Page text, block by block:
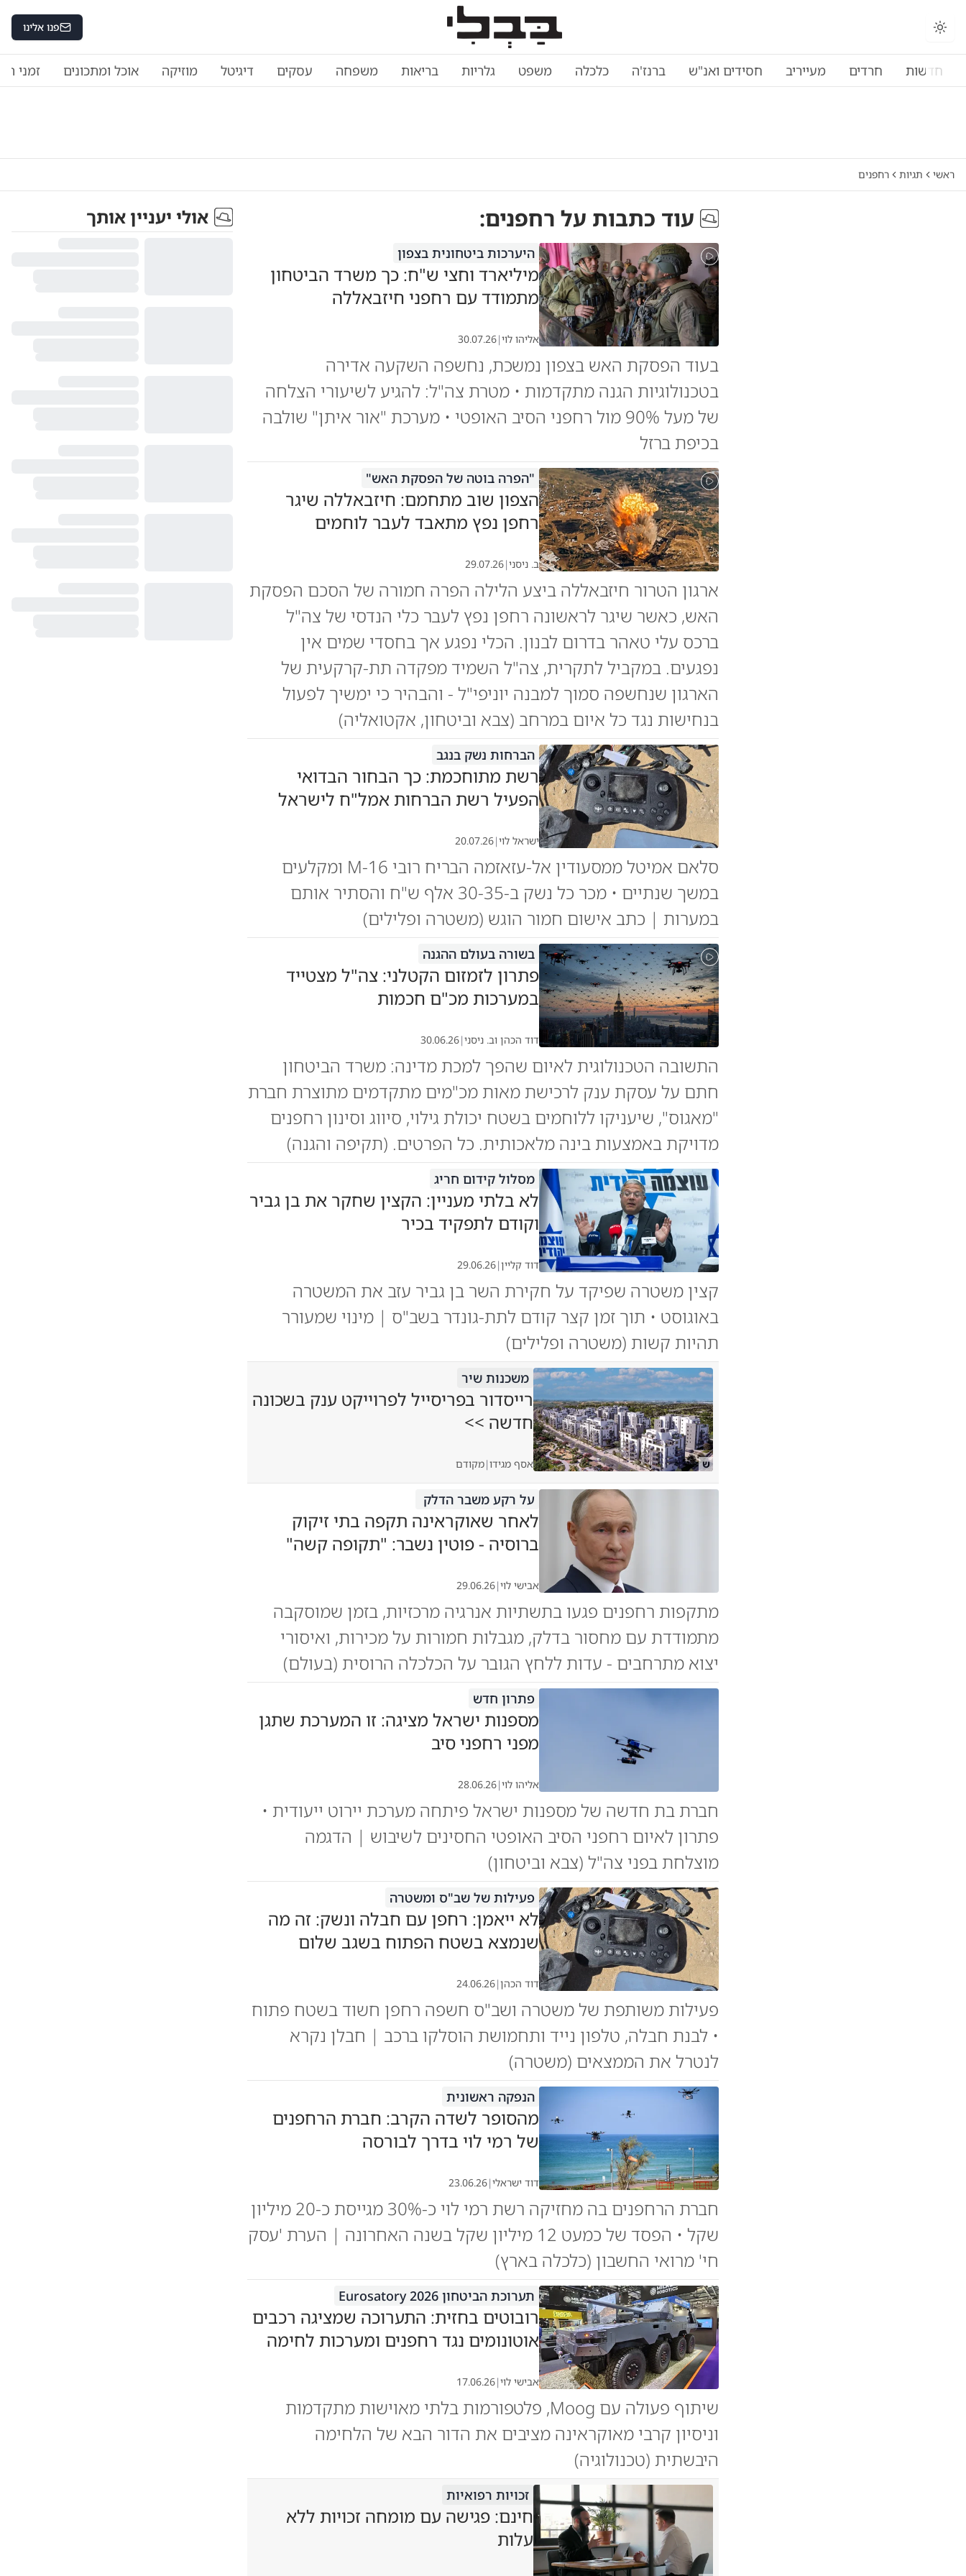
פנו אלינו
חדשות חרדים מעייריב חסידים ואנ"ש ברנז'ה כלכלה משפט גלריות בריאות משפחה עסקים דיגיטל מוזיקה אוכל ומתכונים זמני
ראשי תגיות רחפנים
עוד כתבות על רחפנים:
היערכות ביטחונית בצפון
מיליארד וחצי ש"ח: כך משרד הביטחון
מתמודד עם רחפני חיזבאללה
אליהו לוי|
30.07.26
בעוד הפסקת האש בצפון נמשכת, נחשפה השקעה אדירה
בטכנולוגיות הגנה מתקדמות • מטרת צה"ל: להגיע לשיעורי הצלחה
של מעל 90% מול רחפני הסיב האופטי • מערכת "אור איתן" שולבה
בכיפת ברזל
"הפרה בוטה של הפסקת האש"
הצפון שוב מתחמם: חיזבאללה שיגר
רחפן נפץ מתאבד לעבר לוחמים
ב. ניסני|
29.07.26
ארגון הטרור חיזבאללה ביצע הלילה הפרה חמורה של הסכם הפסקת
האש, כאשר שיגר לראשונה רחפן נפץ לעבר כלי הנדסי של צה"ל
ברכס עלי טאהר בדרום לבנון. הכלי נפגע אך בחסדי שמים אין
נפגעים. במקביל לתקרית, צה"ל השמיד מפקדה תת-קרקעית של
הארגון שנחשפה סמוך למבנה יוניפי"ל - והבהיר כי ימשיך לפעול
בנחישות נגד כל איום במרחב (צבא וביטחון, אקטואליה)
הברחות נשק בנגב
רשת מתוחכמת: כך הבחור הבדואי
הפעיל רשת הברחות אמל"ח לישראל
ישראל לוי|
20.07.26
סלאם אמיטל ממסעודין אל-עזאזמה הבריח רובי M-16 ומקלעים
במשך שנתיים • מכר כל נשק ב-30-35 אלף ש"ח והסתיר אותם
במערות | כתב אישום חמור הוגש (משטרה ופלילים)
בשורה בעולם ההגנה
פתרון לזמזום הקטלני: צה"ל מצטייד
במערכות מכ"ם חכמות
דוד הכהן וב. ניסני|
30.06.26
התשובה הטכנולוגית לאיום שהפך למכת מדינה: משרד הביטחון
חתם על עסקת ענק לרכישת מאות מכ"מים מתקדמים מתוצרת חברת
"מאגוס", שיעניקו ללוחמים בשטח יכולת גילוי, סיווג וסינון רחפנים
מדויקת באמצעות בינה מלאכותית. כל הפרטים. (תקיפה והגנה)
מסלול קידום חריג
לא בלתי מעניין: הקצין שחקר את בן גביר
וקודם לתפקיד בכיר
דוד קליין|
29.06.26
קצין משטרה שפיקד על חקירת השר בן גביר עזב את המשטרה
באוגוסט • תוך זמן קצר קודם לתת-גונדר בשב"ס | מינוי שמעורר
תהיות קשות (משטרה ופלילים)
ש
משכנות שיר
רייסדור בפריסייל לפרוייקט ענק בשכונה
חדשה >>
אסף מגידו|מקודם
על רקע משבר הדלק
לאחר שאוקראינה תקפה בתי זיקוק
ברוסיה - פוטין נשבר: "תקופה קשה"
אבישי לוי|
29.06.26
מתקפות רחפנים פגעו בתשתיות אנרגיה מרכזיות, בזמן שמוסקבה
מתמודדת עם מחסור בדלק, מגבלות חמורות על מכירות, ואיסורי
יצוא מתרחבים - עדות ללחץ הגובר על הכלכלה הרוסית (בעולם)
פתרון חדש
מספנות ישראל מציגה: זו המערכת שתגן
מפני רחפני סיב
אליהו לוי|
28.06.26
חברת בת חדשה של מספנות ישראל פיתחה מערכת יירוט ייעודית •
פתרון לאיום רחפני הסיב האופטי החסינים לשיבוש | הדגמה
מוצלחת בפני צה"ל (צבא וביטחון)
פעילות של שב"ס ומשטרה
לא ייאמן: רחפן עם חבלה ונשק: זה מה
שנמצא בשטח הפתוח בשגב שלום
דוד הכהן|
24.06.26
פעילות משותפת של משטרה ושב"ס חשפה רחפן חשוד בשטח פתוח
• לבנת חבלה, טלפון נייד ותחמושת הוסלקו ברכב | חבלן נקרא
לנטרל את הממצאים (משטרה)
הנפקה ראשונית
מהסופר לשדה הקרב: חברת הרחפנים
של רמי לוי בדרך לבורסה
דוד ישראלי|
23.06.26
חברת הרחפנים בה מחזיקה רשת רמי לוי כ-30% מגייסת כ-20 מיליון
שקל • הפסד של כמעט 12 מיליון שקל בשנה האחרונה | הערת 'עסק
חי' מרואי החשבון (כלכלה בארץ)
תערוכת הביטחון Eurosatory 2026
רובוטים בחזית: התערוכה שמציגה רכבים
אוטונומים נגד רחפנים ומערכות לחימה
אבישי לוי|
17.06.26
שיתוף פעולה עם Moog, פלטפורמות בלתי מאוישות מתקדמות
וניסיון קרבי מאוקראינה מציבים את הדור הבא של הלחימה
היבשתית (טכנולוגיה)
זכויות רפואיות
חינם: פגישה עם מומחה זכויות ללא
עלות
אולי יעניין אותך